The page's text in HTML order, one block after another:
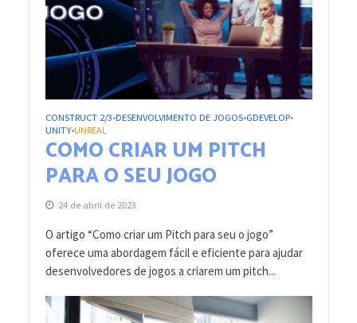
CONSTRUCT 2/3•DESENVOLVIMENTO DE JOGOS•GDEVELOP•
UNITY•UNREAL
COMO CRIAR UM PITCH
PARA O SEU JOGO
24 de abril de 2023
O artigo “Como criar um Pitch para seu o jogo”
oferece uma abordagem fácil e eficiente para ajudar
desenvolvedores de jogos a criarem um pitch...